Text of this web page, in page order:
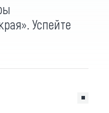
Успейте